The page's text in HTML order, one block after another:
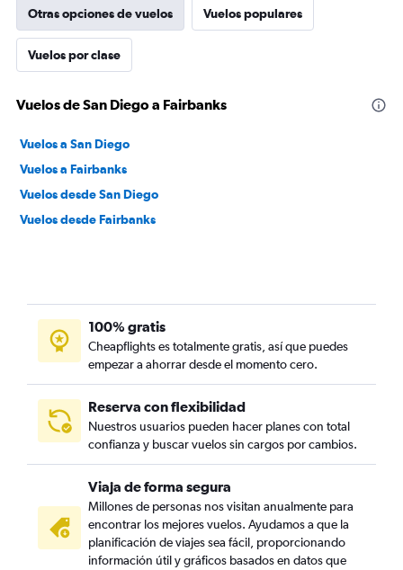
Otras opciones de vuelos Vuelos populares
Vuelos por clase
Vuelos de San Diego a Fairbanks
Vuelos a San Diego
Vuelos a Fairbanks
Vuelos desde San Diego
Vuelos desde Fairbanks
100% gratis
Cheapflights es totalmente gratis, así que puedes
empezar a ahorrar desde el momento cero.
Reserva con flexibilidad
Nuestros usuarios pueden hacer planes con total
confianza y buscar vuelos sin cargos por cambios.
Viaja de forma segura
Millones de personas nos visitan anualmente para
encontrar los mejores vuelos. Ayudamos a que la
planificación de viajes sea fácil, proporcionando
información útil y gráficos basados en datos que